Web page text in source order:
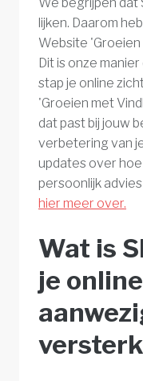
lijken. Daarom
Website
Dit is onze
stap je online
'Groeien met
dat past bij jouw
verbetering van
updates over
persoonlijk
hier meer over.
Wat is
je online